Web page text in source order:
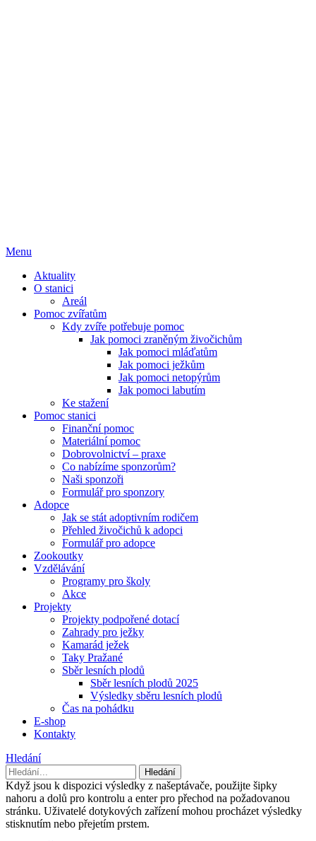
Menu
Aktuality
O stanici
Areál
Pomoc zvířatům
Kdy zvíře potřebuje pomoc
Jak pomoci zraněným živočichům
Jak pomoci mláďatům
Jak pomoci ježkům
Jak pomoci netopýrům
Jak pomoci labutím
Ke stažení
Pomoc stanici
Finanční pomoc
Materiální pomoc
Dobrovolnictví – praxe
Co nabízíme sponzorům?
Naši sponzoři
Formulář pro sponzory
Adopce
Jak se stát adoptivním rodičem
Přehled živočichů k adopci
Formulář pro adopce
Zookoutky
Vzdělávání
Programy pro školy
Akce
Projekty
Projekty podpořené dotací
Zahrady pro ježky
Kamarád ježek
Taky Pražané
Sběr lesních plodů
Sběr lesních plodů 2025
Výsledky sběru lesních plodů
Čas na pohádku
E-shop
Kontakty
Hledání
Když jsou k dispozici výsledky z našeptávače, použijte šipky
nahoru a dolů pro kontrolu a enter pro přechod na požadovanou
stránku. Uživatelé dotykových zařízení mohou procházet výsledky
stisknutím nebo přejetím prstem.